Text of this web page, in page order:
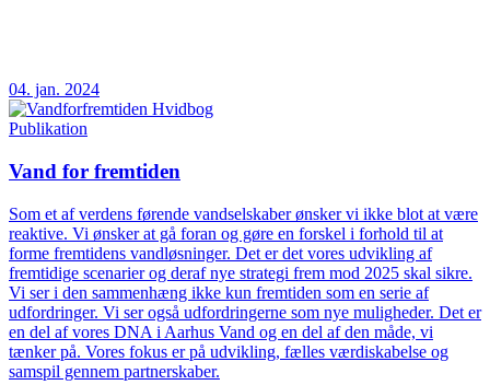
04. jan. 2024
Publikation
Vand for fremtiden
Som et af verdens førende vandselskaber ønsker vi ikke blot at være
reaktive. Vi ønsker at gå foran og gøre en forskel i forhold til at
forme fremtidens vandløsninger. Det er det vores udvikling af
fremtidige scenarier og deraf nye strategi frem mod 2025 skal sikre.
Vi ser i den sammenhæng ikke kun fremtiden som en serie af
udfordringer. Vi ser også udfordringerne som nye muligheder. Det er
en del af vores DNA i Aarhus Vand og en del af den måde, vi
tænker på. Vores fokus er på udvikling, fælles værdiskabelse og
samspil gennem partnerskaber.